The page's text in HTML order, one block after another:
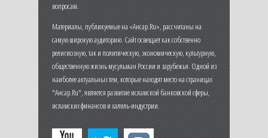
вопросам.
Материалы, публикуемые на «Ансар.Ru», рассчитаны на
самую широкую аудиторию. Сайт освещает как собственно
религиозную, так и политическую, экономическую, культурную,
общественную жизнь мусульман России и зарубежья. Одной из
наиболее актуальных тем, которые находят место на страницах
"Ансар.Ru", является развитие исламской банковской сферы,
исламских финансов и халяль-индустрии.